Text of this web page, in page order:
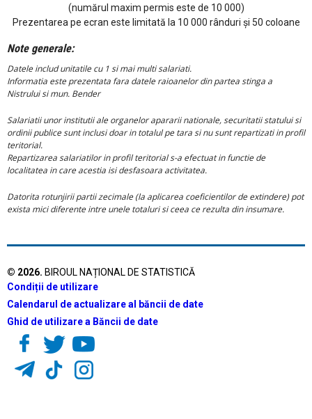
(numărul maxim permis este de 10 000)
Prezentarea pe ecran este limitată la 10 000 rânduri și 50 coloane
Note generale:
Datele includ unitatile cu 1 si mai multi salariati.
Informatia este prezentata fara datele raioanelor din partea stinga a
Nistrului si mun. Bender
Salariatii unor institutii ale organelor apararii nationale, securitatii statului si
ordinii publice sunt inclusi doar in totalul pe tara si nu sunt repartizati in profil
teritorial.
Repartizarea salariatilor in profil teritorial s-a efectuat in functie de
localitatea in care acestia isi desfasoara activitatea.
Datorita rotunjirii partii zecimale (la aplicarea coeficientilor de extindere) pot
exista mici diferente intre unele totaluri si ceea ce rezulta din insumare.
© 2026. BIROUL NAȚIONAL DE STATISTICĂ
Condiții de utilizare
Calendarul de actualizare al băncii de date
Ghid de utilizare a Băncii de date